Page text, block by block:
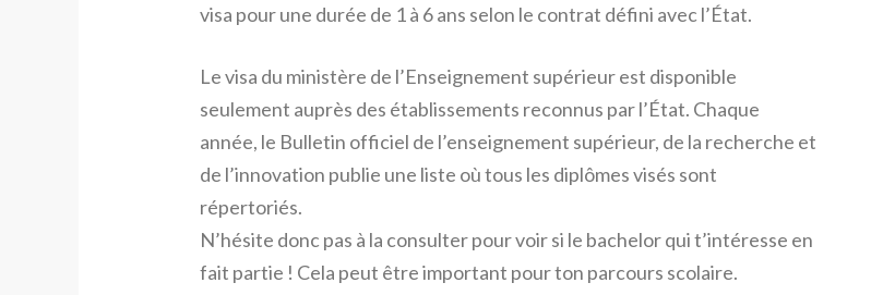
visa pour une durée de 1 à 6 ans selon le contrat défini avec l’État.
Le visa du ministère de l’Enseignement supérieur est disponible
seulement auprès des établissements reconnus par l’État. Chaque
année, le Bulletin officiel de l’enseignement supérieur, de la recherche et
de l’innovation publie une liste où tous les diplômes visés sont
répertoriés.
N’hésite donc pas à la consulter pour voir si le bachelor qui t’intéresse en
fait partie ! Cela peut être important pour ton parcours scolaire.